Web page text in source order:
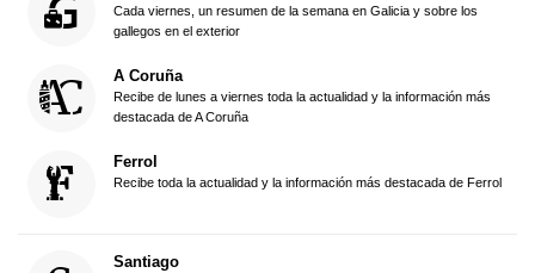
Cada viernes, un resumen de la semana en Galicia y sobre los
gallegos en el exterior
A Coruña
Recibe de lunes a viernes toda la actualidad y la información más
destacada de A Coruña
Ferrol
Recibe toda la actualidad y la información más destacada de Ferrol
Santiago